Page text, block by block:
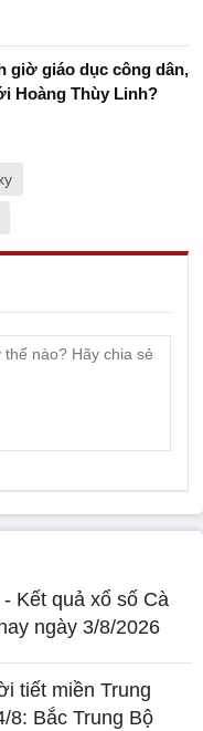
giờ giáo dục công dân,
Hoàng Thùy Linh?
Kết quả xổ số Cà
ngày 3/8/2026
tiết miền Trung
8: Bắc Trung Bộ